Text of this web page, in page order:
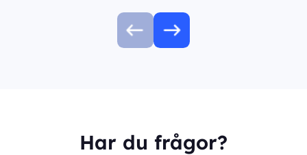
Har du frågor?